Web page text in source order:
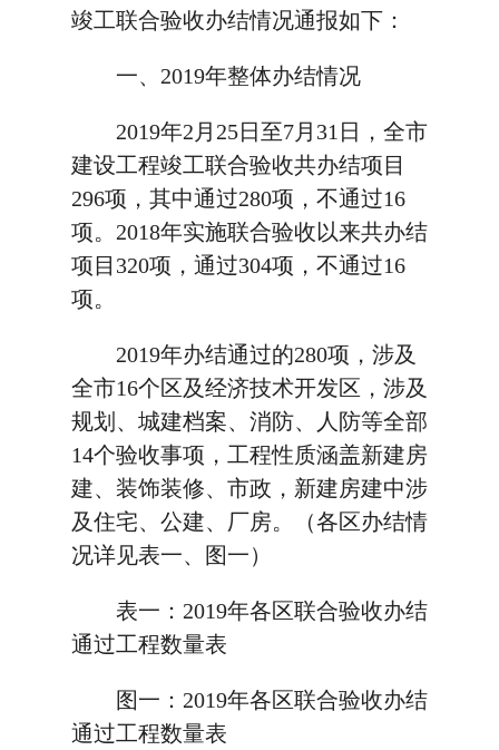
竣工联合验收办结情况通报如下：
一、2019年整体办结情况
2019年2月25日至7月31日，全市
建设工程竣工联合验收共办结项目
296项，其中通过280项，不通过16
项。2018年实施联合验收以来共办结
项目320项，通过304项，不通过16
项。
2019年办结通过的280项，涉及
全市16个区及经济技术开发区，涉及
规划、城建档案、消防、人防等全部
14个验收事项，工程性质涵盖新建房
建、装饰装修、市政，新建房建中涉
及住宅、公建、厂房。（各区办结情
况详见表一、图一）
表一：2019年各区联合验收办结
通过工程数量表
图一：2019年各区联合验收办结
通过工程数量表